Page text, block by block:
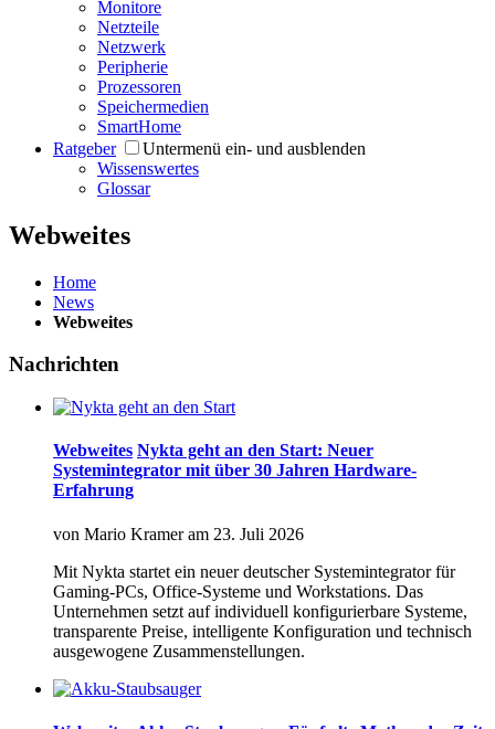
Monitore
Netzteile
Netzwerk
Peripherie
Prozessoren
Speichermedien
SmartHome
Ratgeber
Untermenü ein- und ausblenden
Wissenswertes
Glossar
Webweites
Home
News
Webweites
Nachrichten
Webweites Nykta geht an den Start: Neuer
Systemintegrator mit über 30 Jahren Hardware-
Erfahrung
von Mario Krameram 23. Juli 2026
Mit Nykta startet ein neuer deutscher Systemintegrator für
Gaming-PCs, Office-Systeme und Workstations. Das
Unternehmen setzt auf individuell konfigurierbare Systeme,
transparente Preise, intelligente Konfiguration und technisch
ausgewogene Zusammenstellungen.